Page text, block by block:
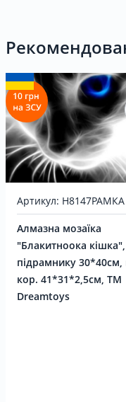
Артикул: H8147РАМКА
Алмазна мозаїка
"Блакитноока
підрамнику 30*40см,
кор. 41*31*2,5см, ТМ
Dreamtoys